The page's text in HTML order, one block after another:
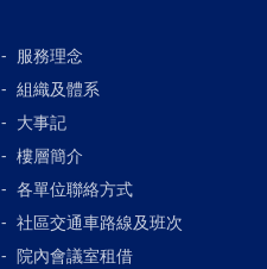
服務理念
組織及體系
大事記
樓層簡介
各單位聯絡方式
社區交通車路線及班次
院內會議室租借